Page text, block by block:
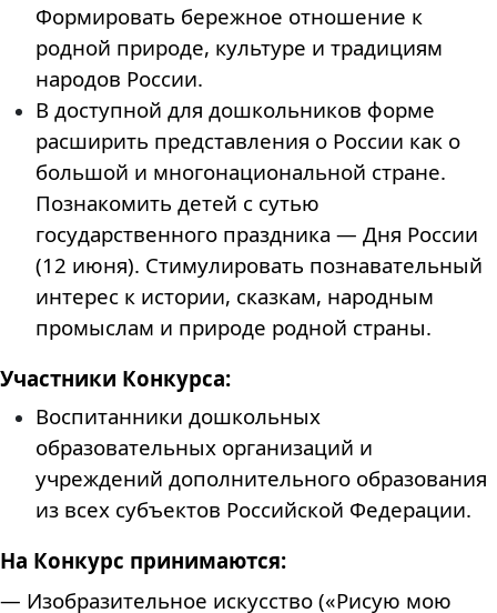
Формировать бережное отношение к
родной природе, культуре и традициям
народов России.
В доступной для дошкольников форме
расширить представления о России как о
большой и многонациональной стране.
Познакомить детей с сутью
государственного праздника — Дня России
(12 июня). Стимулировать познавательный
интерес к истории, сказкам, народным
промыслам и природе родной страны.
Участники Конкурса:
Воспитанники дошкольных
образовательных организаций и
учреждений дополнительного образования
из всех субъектов Российской Федерации.
На Конкурс принимаются:
— Изобразительное искусство («Рисую мою